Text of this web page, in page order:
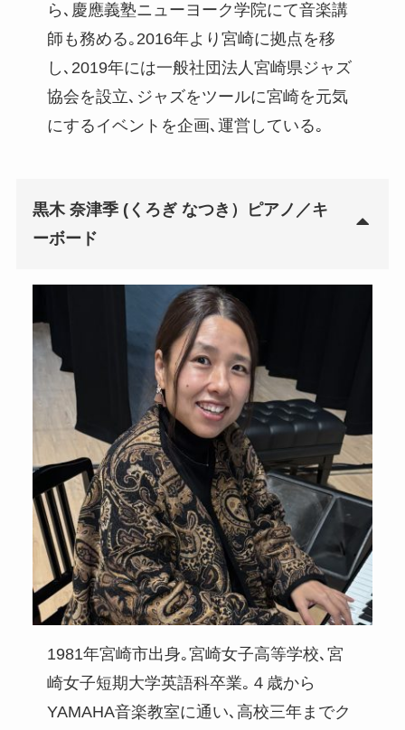
ら､慶應義塾ニューヨーク学院にて音楽講
師も務める｡2016年より宮崎に拠点を移
し､2019年には一般社団法人宮崎県ジャズ
協会を設立､ジャズをツールに宮崎を元気
にするイベントを企画､運営している｡
黒木 奈津季 (くろぎ なつき）ピアノ／キ
ーボード
1981年宮崎市出身｡宮崎女子高等学校､宮
崎女子短期大学英語科卒業｡４歳から
YAMAHA音楽教室に通い､高校三年までク